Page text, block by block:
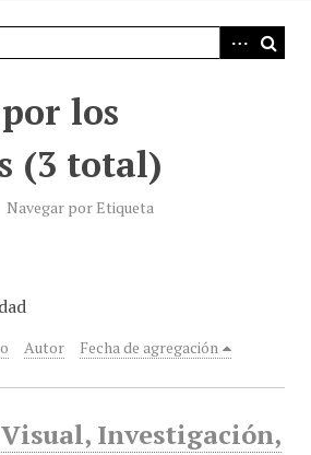
los
(3 total)
Navegar por Etiqueta
Autor Fecha de agregación
Investigación,